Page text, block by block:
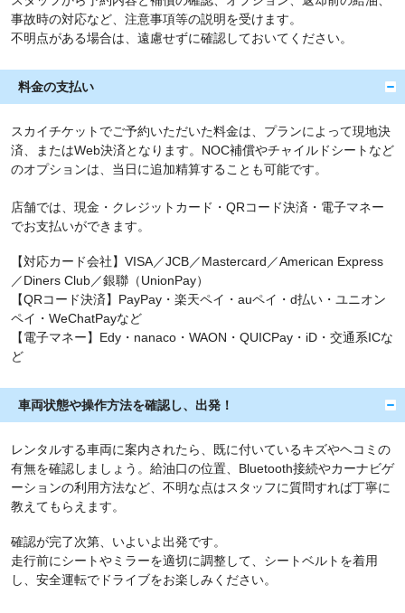
事故時の対応など、注意事項等の説明を受けます。
不明点がある場合は、遠慮せずに確認しておいてください。
料金の支払い
スカイチケットでご予約いただいた料金は、プランによって現地決
済、またはWeb決済となります。NOC補償やチャイルドシートなど
のオプションは、当日に追加精算することも可能です。
店舗では、現金・クレジットカード・QRコード決済・電子マネー
でお支払いができます。
【対応カード会社】VISA／JCB／Mastercard／American Express
／Diners Club／銀聯（UnionPay）
【QRコード決済】PayPay・楽天ペイ・auペイ・d払い・ユニオン
ペイ・WeChatPayなど
【電子マネー】Edy・nanaco・WAON・QUICPay・iD・交通系ICな
ど
車両状態や操作方法を確認し、出発！
レンタルする車両に案内されたら、既に付いているキズやヘコミの
有無を確認しましょう。給油口の位置、Bluetooth接続やカーナビゲ
ーションの利用方法など、不明な点はスタッフに質問すれば丁寧に
教えてもらえます。
確認が完了次第、いよいよ出発です。
走行前にシートやミラーを適切に調整して、シートベルトを着用
し、安全運転でドライブをお楽しみください。